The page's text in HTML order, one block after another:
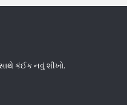
કંઈક નવું શીખો.